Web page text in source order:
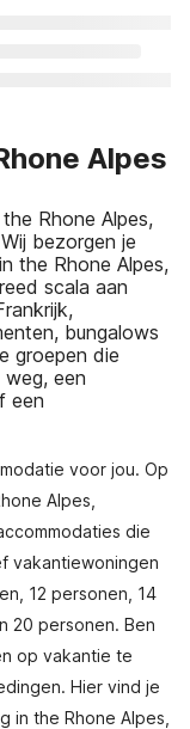
Alpes
Rhone Alpes,
bezorgen je
the Rhone Alpes,
scala aan
bungalows
groepen die
een
een
voor jou. Op
Alpes,
die
vakantiewoningen
12 personen, 14
20 personen. Ben
op vakantie te
Hier vind je
in the Rhone Alpes,